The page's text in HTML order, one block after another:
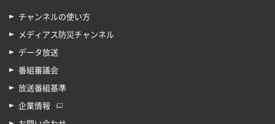
チャンネルの使い方
メディアス防災チャンネル
データ放送
番組審議会
放送番組基準
企業情報